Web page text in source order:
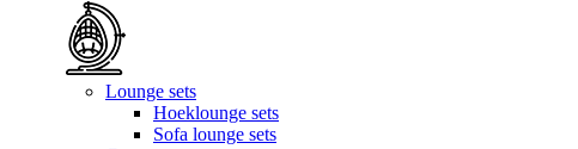
Lounge sets
Hoeklounge sets
Sofa lounge sets